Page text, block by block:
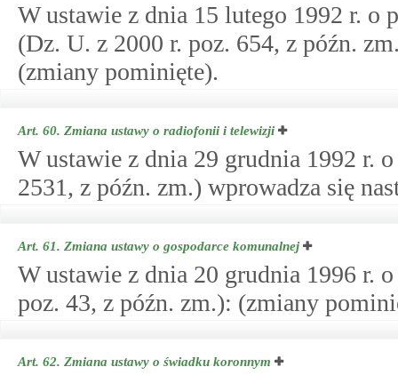
W ustawie z dnia 15 lutego 1992 r. o
(Dz. U. z 2000 r. poz. 654, z późn.
(zmiany pominięte).
Art. 60. Zmiana ustawy o radiofonii i telewizji
W ustawie z dnia 29 grudnia 1992 r.
2531, z późn. zm.) wprowadza się
Art. 61. Zmiana ustawy o gospodarce komunalnej
W ustawie z dnia 20 grudnia 1996 r.
poz. 43, z późn. zm.): (zmiany
Art. 62. Zmiana ustawy o świadku koronnym